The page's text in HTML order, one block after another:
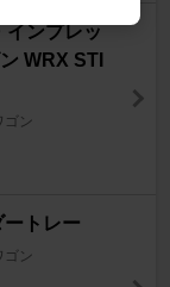
インプレッ
WRX STI
ゴン
トレー
ゴン